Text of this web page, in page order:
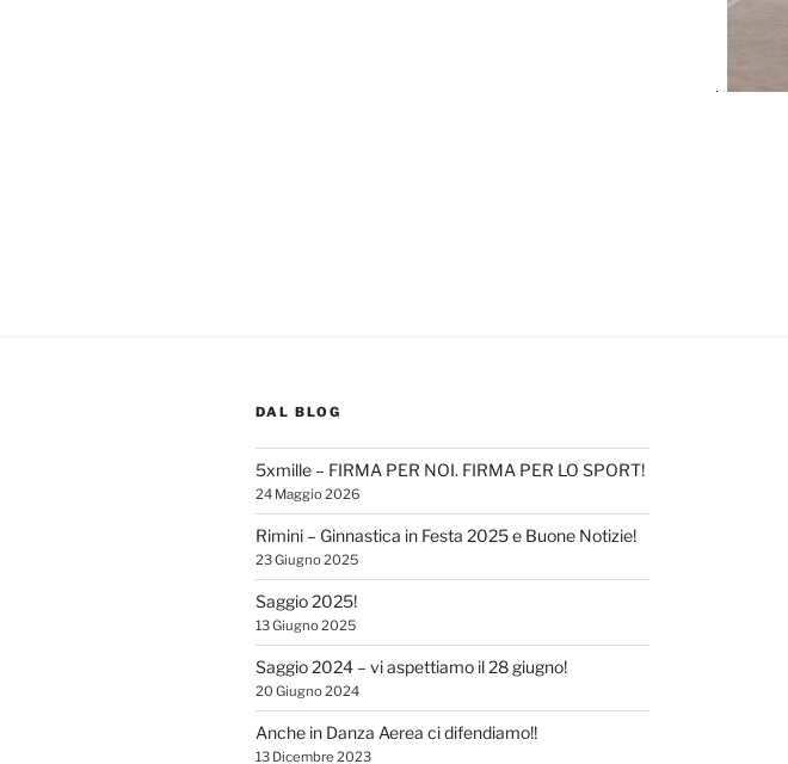
DAL BLOG
5xmille – FIRMA PER NOI. FIRMA PER LO SPORT!
24 Maggio 2026
Rimini – Ginnastica in Festa 2025 e Buone Notizie!
23 Giugno 2025
Saggio 2025!
13 Giugno 2025
Saggio 2024 – vi aspettiamo il 28 giugno!
20 Giugno 2024
Anche in Danza Aerea ci difendiamo!!
13 Dicembre 2023